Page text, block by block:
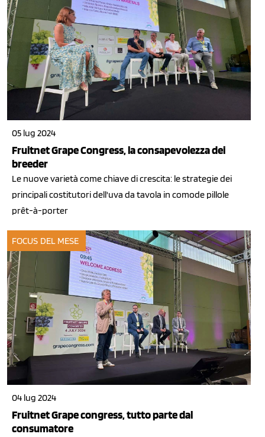
05 lug 2024
Fruitnet Grape Congress, la consapevolezza dei
breeder
Le nuove varietà come chiave di crescita: le strategie dei
principali costitutori dell'uva da tavola in comode pillole
prêt-à-porter
FOCUS DEL MESE
04 lug 2024
Fruitnet Grape congress, tutto parte dal
consumatore